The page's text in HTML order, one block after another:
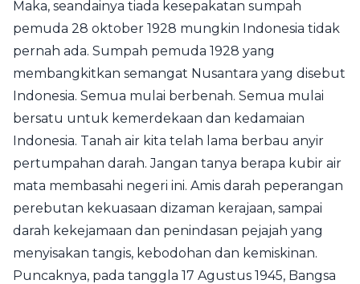
Maka, seandainya tiada kesepakatan sumpah
pemuda 28 oktober 1928 mungkin Indonesia tidak
pernah ada. Sumpah pemuda 1928 yang
membangkitkan semangat Nusantara yang disebut
Indonesia. Semua mulai berbenah. Semua mulai
bersatu untuk kemerdekaan dan kedamaian
Indonesia. Tanah air kita telah lama berbau anyir
pertumpahan darah. Jangan tanya berapa kubir air
mata membasahi negeri ini. Amis darah peperangan
perebutan kekuasaan dizaman kerajaan, sampai
darah kekejamaan dan penindasan pejajah yang
menyisakan tangis, kebodohan dan kemiskinan.
Puncaknya, pada tanggla 17 Agustus 1945, Bangsa